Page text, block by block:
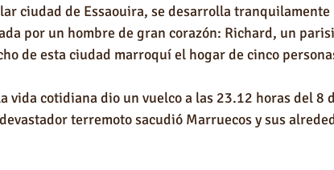
ciudad de Essaouira, se desarrolla
por un hombre de gran corazón: Richard, un
de esta ciudad marroquí el hogar de cinco
vida cotidiana dio un vuelco a las 23.12 horas del 8
terremoto sacudió Marruecos y sus